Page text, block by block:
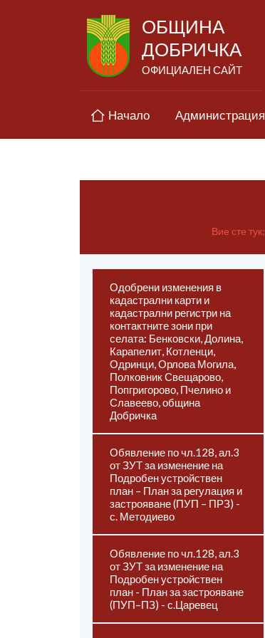
ОБЩИНА
ДОБРИЧКА
ОФИЦИАЛЕН САЙТ
Начало Администрация
Вие сте тук:
Одобрени изменения в
кадастрални карти и
кадастрални регистри на
контактните зони при
селата: Бенковски, Долина,
Карапелит, Котленци,
Одринци, Орлова Могила,
Полковник Свещарово,
Попгригорово, Пчелино и
Славеево, община
Добричка
Обявление по чл.128, ал.3
от ЗУТ за изменение на
Подробен устройствен
план – План за регулация и
застрояване (ПУП – ПРЗ) -
с. Методиево
Обявление по чл.128, ал.3
от ЗУТ за изменение на
Подробен устройствен
план - План за застрояване
(ПУП–ПЗ) - с.Царевец